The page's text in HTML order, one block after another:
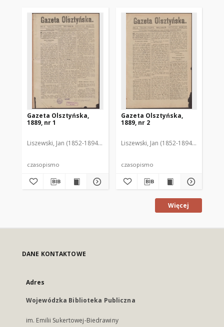
Gazeta Olsztyńska,
1889, nr 1
Liszewski, Jan (1852-1894). Red.
czasopismo
Gazeta Olsztyńska,
1889, nr 2
Liszewski, Jan (1852-1894). Red.
czasopismo
Więcej
DANE KONTAKTOWE
Adres
Wojewódzka Biblioteka Publiczna
im. Emilii Sukertowej-Biedrawiny